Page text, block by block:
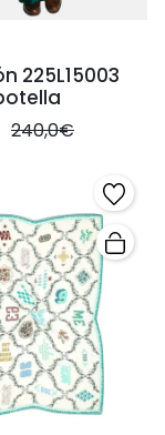
225L15003
240,0€